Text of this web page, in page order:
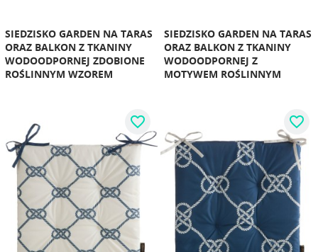
SIEDZISKO GARDEN NA TARAS
ORAZ BALKON Z TKANINY
WODOODPORNEJ ZDOBIONE
ROŚLINNYM WZOREM
SIEDZISKO GARDEN NA TARAS
ORAZ BALKON Z TKANINY
WODOODPORNEJ Z
MOTYWEM ROŚLINNYM
favorite_border favorite_border